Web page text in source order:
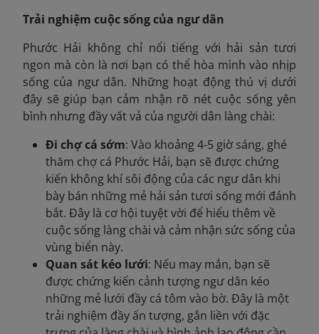
Trải nghiệm cuộc sống của ngư dân
Phước Hải không chỉ nổi tiếng với hải sản tươi
ngon mà còn là nơi bạn có thể hòa mình vào nhịp
sống của ngư dân. Những hoạt động thú vị dưới
đây sẽ giúp bạn cảm nhận rõ nét cuộc sống yên
bình nhưng đầy vất vả của người dân làng chài:
Đi chợ cá sớm: Vào khoảng 4-5 giờ sáng, ghé
thăm chợ cá Phước Hải, bạn sẽ được chứng
kiến không khí sôi động của các ngư dân khi
bày bán những mẻ hải sản tươi sống mới đánh
bắt. Đây là cơ hội tuyệt vời để hiểu thêm về
cuộc sống làng chài và cảm nhận sức sống của
vùng biển này.
Quan sát kéo lưới: Nếu may mắn, bạn sẽ
được chứng kiến cảnh tượng ngư dân kéo
những mẻ lưới đầy cá tôm vào bờ. Đây là một
trải nghiệm đầy ấn tượng, gắn liền với đặc